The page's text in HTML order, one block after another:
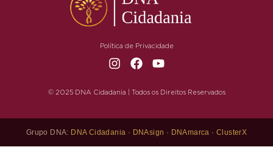
© 2025 DNA Cidadania | Todos os Direitos Reservados
Política de Privacidade
Grupo DNA: DNA Cidadania · DNAsign · DNAmarca ·ClusterX